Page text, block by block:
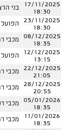
17/11/2025
18:30
בני
23/11/2025
18:30
הפועל
08/12/2025
18:35
מכבי
12/12/2025
13:15
הפועל
22/12/2025
21:05
מכבי
28/12/2025
20:55
מכבי
05/01/2026
18:35
מכבי
11/01/2026
18:35
מכבי